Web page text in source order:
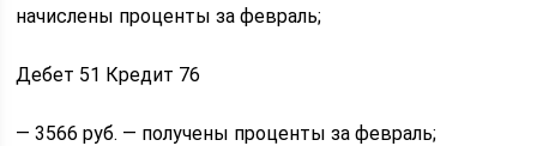
начислены проценты за февраль;
Дебет 51 Кредит 76
— 3566 руб. — получены проценты за февраль;